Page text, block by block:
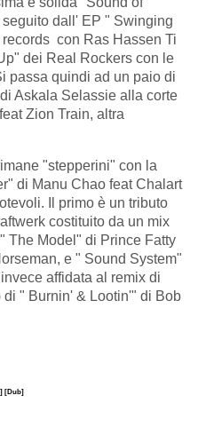
dall' EP " Swinging
con Ras Hassen Ti
dei Real Rockers con le
passa quindi ad un paio di
Askala Selassie alla corte
Zion Train, altra
"stepperini" con la
di Manu Chao feat Chalart
Il primo è un tributo
costituito da un mix
The Model" di Prince Fatty
e " Sound System"
affidata al remix di
di " Burnin' & Lootin'" di Bob
[Dub]